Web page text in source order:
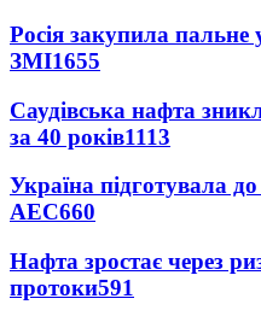
Росія закупила пальне
ЗМІ1655
Саудівська нафта
за 40 років1113
Україна підготувала
АЕС660
Нафта зростає через
протоки591